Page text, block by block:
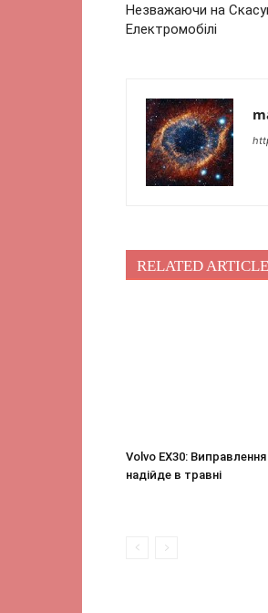
Незважаючи на
Електромобілі
RELATED
Volvo EX30:
надійде в травні